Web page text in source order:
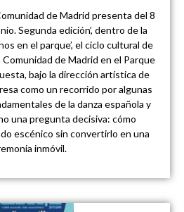
de Madrid presenta del 8
Segunda edición’, dentro de la
en el parque’, el ciclo cultural de
de Madrid en el Parque
bajo la dirección artística de
como un recorrido por algunas
de la danza española y
una pregunta decisiva: cómo
escénico sin convertirlo en una
inmóvil.